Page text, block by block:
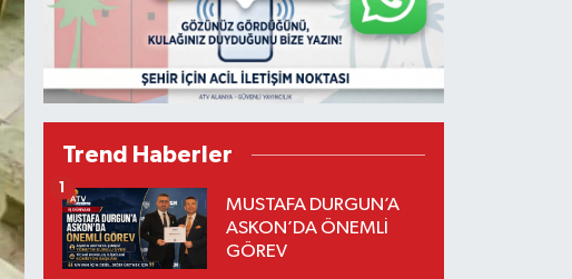
Trend Haberler
MUSTAFA DURGUN’A
ASKON’DA ÖNEMLİ
GÖREV
1